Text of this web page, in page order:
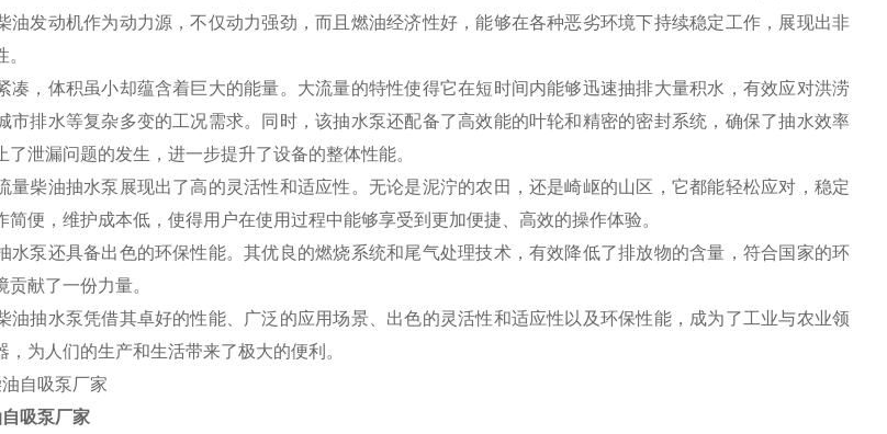
油发动机作为动力源，不仅动力强劲，而且燃油经济性好，能够在各种恶劣环境下持续稳定工作，展现出非
凑，体积虽小却蕴含着巨大的能量。大流量的特性使得它在短时间内能够迅速抽排大量积水，有效应对洪涝
市排水等复杂多变的工况需求。同时，该抽水泵还配备了高效能的叶轮和精密的密封系统，确保了抽水效率
了泄漏问题的发生，进一步提升了设备的整体性能。
量柴油抽水泵展现出了高的灵活性和适应性。无论是泥泞的农田，还是崎岖的山区，它都能轻松应对，稳定
简便，维护成本低，使得用户在使用过程中能够享受到更加便捷、高效的操作体验。
水泵还具备出色的环保性能。其优良的燃烧系统和尾气处理技术，有效降低了排放物的含量，符合国家的环
献了一份力量。
油抽水泵凭借其卓好的性能、广泛的应用场景、出色的灵活性和适应性以及环保性能，成为了工业与农业领
，为人们的生产和生活带来了极大的便利。
吸泵厂家